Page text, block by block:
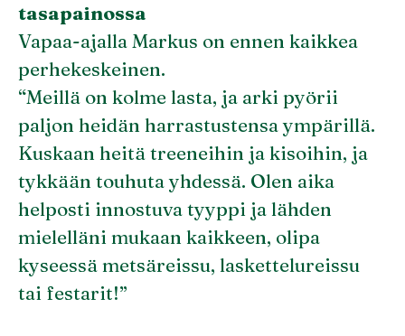
tasapainossa
Vapaa-ajalla Markus on ennen kaikkea
perhekeskeinen.
“Meillä on kolme lasta, ja arki pyörii
paljon heidän harrastustensa ympärillä.
Kuskaan heitä treeneihin ja kisoihin, ja
tykkään touhuta yhdessä. Olen aika
helposti innostuva tyyppi ja lähden
mielelläni mukaan kaikkeen, olipa
kyseessä metsäreissu, laskettelureissu
tai festarit!”